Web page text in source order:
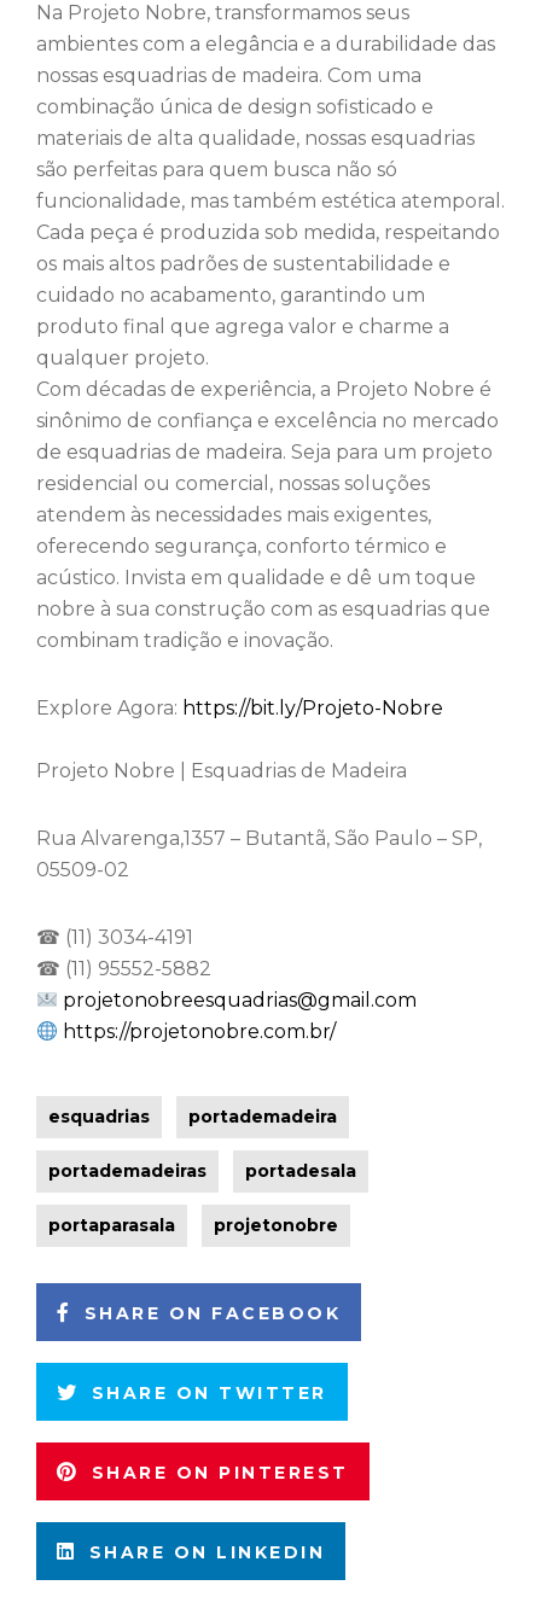
Na Projeto Nobre, transformamos seus
ambientes com a elegância e a durabilidade das
nossas esquadrias de madeira. Com uma
combinação única de design sofisticado e
materiais de alta qualidade, nossas esquadrias
são perfeitas para quem busca não só
funcionalidade, mas também estética atemporal.
Cada peça é produzida sob medida, respeitando
os mais altos padrões de sustentabilidade e
cuidado no acabamento, garantindo um
produto final que agrega valor e charme a
qualquer projeto.
Com décadas de experiência, a Projeto Nobre é
sinônimo de confiança e excelência no mercado
de esquadrias de madeira. Seja para um projeto
residencial ou comercial, nossas soluções
atendem às necessidades mais exigentes,
oferecendo segurança, conforto térmico e
acústico. Invista em qualidade e dê um toque
nobre à sua construção com as esquadrias que
combinam tradição e inovação.
Explore Agora: https://bit.ly/Projeto-Nobre
Projeto Nobre | Esquadrias de Madeira
Rua Alvarenga,1357 – Butantã, São Paulo – SP,
05509-02
☎ (11) 3034-4191
☎ (11) 95552-5882
projetonobreesquadrias@gmail.com
https://projetonobre.com.br/
esquadrias portademadeira
portademadeiras portadesala
portaparasala projetonobre
SHARE ON FACEBOOK
SHARE ON TWITTER
SHARE ON PINTEREST
SHARE ON LINKEDIN